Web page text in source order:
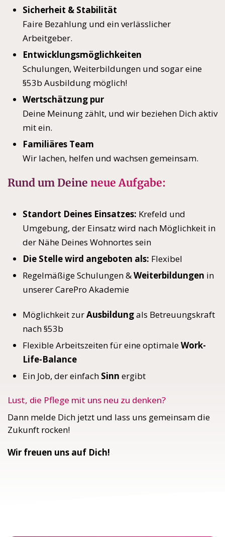
Sicherheit & Stabilität
Faire Bezahlung und ein verlässlicher
Arbeitgeber.
Entwicklungsmöglichkeiten
Schulungen, Weiterbildungen und sogar eine
§53b Ausbildung möglich!
Wertschätzung pur
Deine Meinung zählt, und wir beziehen Dich aktiv
mit ein.
Familiäres Team
Wir lachen, helfen und wachsen gemeinsam.
Rund um Deine neue Aufgabe:
Standort Deines Einsatzes: Krefeld und
Umgebung, der Einsatz wird nach Möglichkeit in
der Nähe Deines Wohnortes sein
Die Stelle wird angeboten als: Flexibel
Regelmäßige Schulungen &Weiterbildungen in
unserer CarePro Akademie
Möglichkeit zurAusbildungals Betreuungskraft
nach §53b
Flexible Arbeitszeiten für eine optimaleWork-
Life-Balance
Ein Job, der einfach Sinn ergibt
Lust, die Pflege mit uns neu zu denken?
Dann melde Dich jetzt und lass uns gemeinsam die
Zukunft rocken!
Wir freuen uns auf Dich!